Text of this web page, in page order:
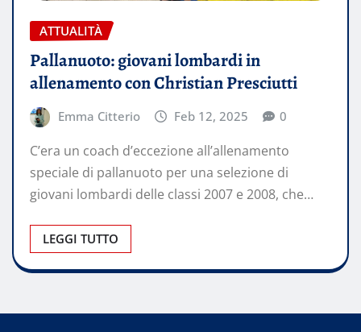
ATTUALITÀ
Pallanuoto: giovani lombardi in
allenamento con Christian Presciutti
Emma Citterio Feb 12, 2025 0
C’era un coach d’eccezione all’allenamento
speciale di pallanuoto per una selezione di
giovani lombardi delle classi 2007 e 2008, che…
LEGGI TUTTO